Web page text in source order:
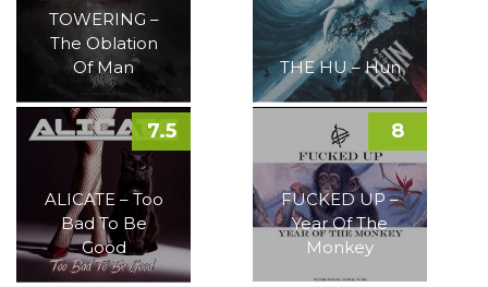
TOWERING –
The Oblation
Of Man
THE HU – Hun
ALICATE – Too
Bad To Be
Good
7.5
FUCKED UP –
Year Of The
Monkey
8